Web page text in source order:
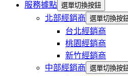
服務據點 選單切換按鈕
北部經銷商 選單切換按
台北經銷商
桃園經銷商
新竹經銷商
中部經銷商 選單切換按